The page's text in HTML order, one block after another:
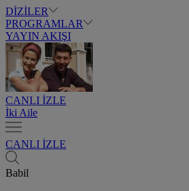
DİZİLER
PROGRAMLAR
YAYIN AKIŞI
CANLI İZLE
İki Aile
CANLI İZLE
Babil